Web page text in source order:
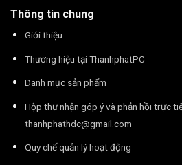
Thông tin chung
Giới thiệu
Thương hiệu tại ThanhphatPC
Danh mục sản phẩm
Hộp thư nhận góp ý và phản hồi trực
thanhphathdc@gmail.com
Quy chế quản lý hoạt động